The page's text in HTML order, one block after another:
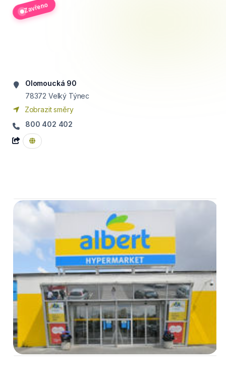
Zavřeno
Olomoucká 90
78372 Velký Týnec
Zobrazit směry
800 402 402